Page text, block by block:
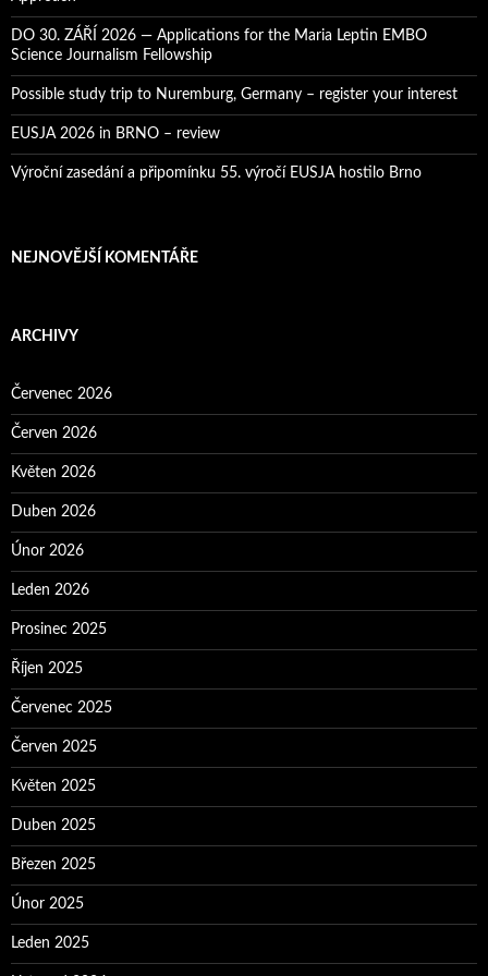
n
íDO 30. ZÁŘÍ 2026 — Applications for the Maria Leptin EMBO
Science Journalism Fellowship
Possible study trip to Nuremburg, Germany – register your interest
EUSJA 2026 in BRNO – review
Výroční zasedání a připomínku 55. výročí EUSJA hostilo Brno
NEJNOVĚJŠÍ KOMENTÁŘE
ARCHIVY
Červenec 2026
Červen 2026
Květen 2026
Duben 2026
Únor 2026
Leden 2026
Prosinec 2025
Říjen 2025
Červenec 2025
Červen 2025
Květen 2025
Duben 2025
Březen 2025
Únor 2025
Leden 2025